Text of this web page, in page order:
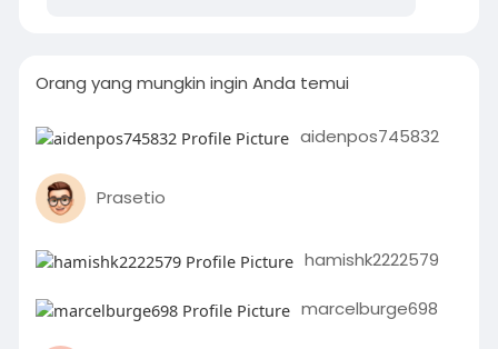
Orang yang mungkin ingin Anda temui
aidenpos745832
Prasetio
hamishk2222579
marcelburge698